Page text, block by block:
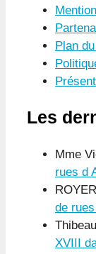
Plan
Les
Mme
rues d
de
XVIII